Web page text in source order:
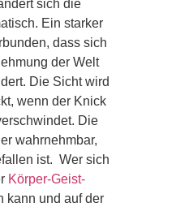
sich die
Ein starker
dass sich
der Welt
Die Sicht wird
wenn der Knick
Die
wahrnehmbar,
ist. Wer sich
Körper-Geist-
kann und auf der